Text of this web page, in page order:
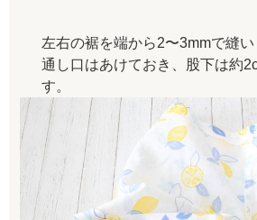
左右の裾を端から2〜3mmで縫
通し口はあけておき、股下は約
す。